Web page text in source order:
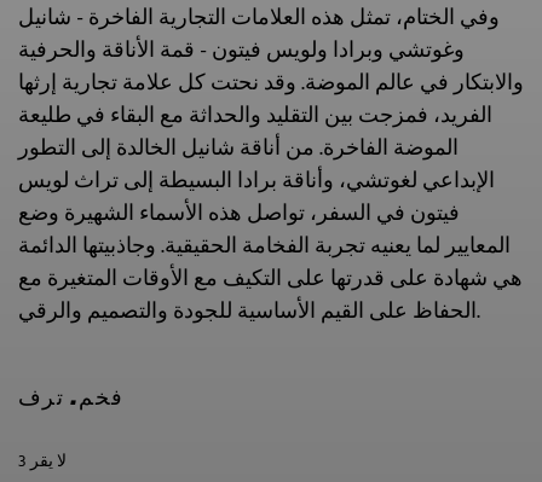
وفي الختام، تمثل هذه العلامات التجارية الفاخرة - شانيل
وغوتشي وبرادا ولويس فيتون - قمة الأناقة والحرفية
والابتكار في عالم الموضة. وقد نحتت كل علامة تجارية إرثها
الفريد، فمزجت بين التقليد والحداثة مع البقاء في طليعة
الموضة الفاخرة. من أناقة شانيل الخالدة إلى التطور
الإبداعي لغوتشي، وأناقة برادا البسيطة إلى تراث لويس
فيتون في السفر، تواصل هذه الأسماء الشهيرة وضع
المعايير لما يعنيه تجربة الفخامة الحقيقية. وجاذبيتها الدائمة
هي شهادة على قدرتها على التكيف مع الأوقات المتغيرة مع
الحفاظ على القيم الأساسية للجودة والتصميم والرقي.
فخم. ترف
3 لا يقر